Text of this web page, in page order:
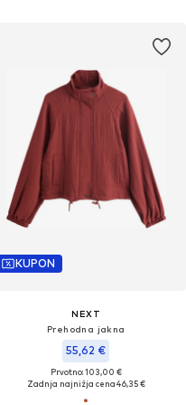
KUPON
NEXT
Prehodna jakna
55,62 €
Prvotno: 103,00 €
Zadnja najnižja cena46,35 €